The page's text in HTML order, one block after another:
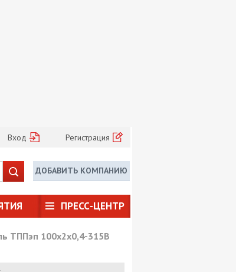
Вход Регистрация
ДОБАВИТЬ КОМПАНИЮ
ПРЕСС-ЦЕНТР
ТППэп 100х2х0,4-315В